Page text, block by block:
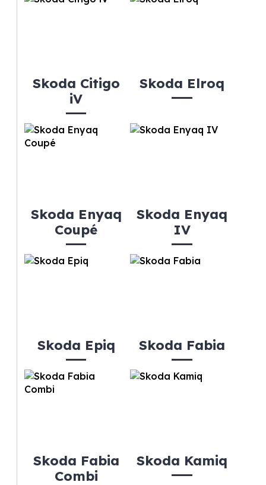
Skoda Citigo
iV
Skoda Elroq
Skoda Enyaq
Coupé
Skoda Enyaq
IV
Skoda Epiq Skoda Fabia
Skoda Fabia
Combi
Skoda Kamiq